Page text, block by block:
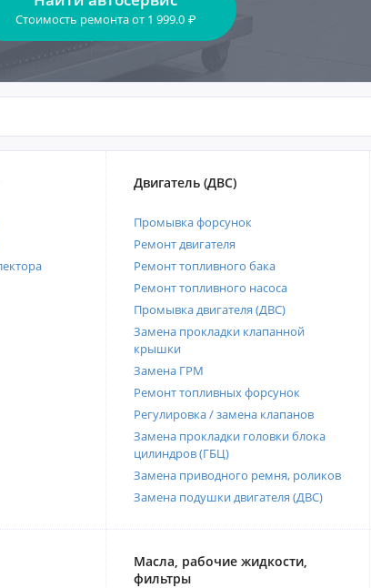
Стоимость ремонтаот 1 999.0 ₽
Двигатель (ДВС)
Промывка форсунок
Ремонт двигателя
Ремонт топливного бака
Ремонт топливного насоса
Промывка двигателя (ДВС)
Замена прокладки клапанной
крышки
Замена ГРМ
Ремонт топливных форсунок
Регулировка / замена клапанов
Замена прокладки головки блока
цилиндров (ГБЦ)
Замена приводного ремня, роликов
Замена подушки двигателя (ДВС)
Масла, рабочие жидкости,
фильтры